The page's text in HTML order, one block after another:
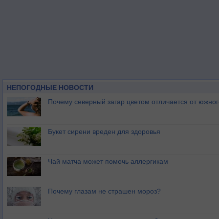
НЕПОГОДНЫЕ НОВОСТИ
Почему северный загар цветом отличается от
Букет сирени вреден для здоровья
Чай матча может помочь аллергикам
Почему глазам не страшен мороз?